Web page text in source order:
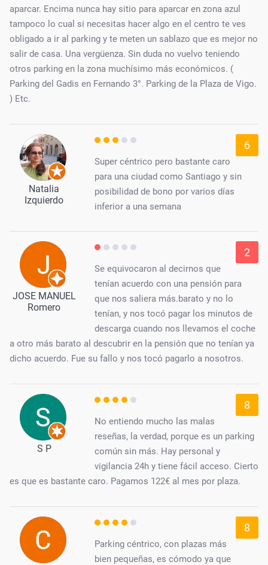
aparcar. Encima nunca hay sitio para aparcar en zona azul
tampoco lo cual si necesitas hacer algo en el centro te ves
obligado a ir al parking y te meten un sablazo que es mejor no
salir de casa. Una vergüenza. Sin duda no vuelvo teniendo
otros parking en la zona muchísimo más económicos. (
Parking del Gadis en Fernando 3°. Parking de la Plaza de Vigo.
) Etc.
Natalia
Izquierdo
6
Super céntrico pero bastante caro
para una ciudad como Santiago y sin
posibilidad de bono por varios días
inferior a una semana
JOSE MANUEL
Romero
2
Se equivocaron al decirnos que
tenían acuerdo con una pensión para
que nos saliera más.barato y no lo
tenían, y nos tocó pagar los minutos de
descarga cuando nos llevamos el coche
a otro más barato al descubrir en la pensión que no tenían ya
dicho acuerdo. Fue su fallo y nos tocó pagarlo a nosotros.
S P
8
No entiendo mucho las malas
reseñas, la verdad, porque es un parking
común sin más. Hay personal y
vigilancia 24h y tiene fácil acceso. Cierto
es que es bastante caro. Pagamos 122€ al mes por plaza.
8
Parking céntrico, con plazas más
bien pequeñas, es cómodo ya que